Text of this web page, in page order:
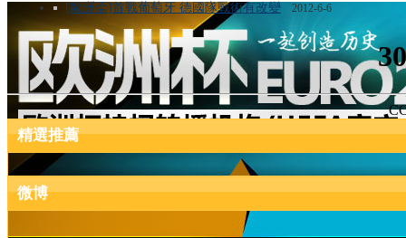
[歐洲盃]首戰葡萄牙 德國隊戰術有改變 2012-6-6
精選推薦
微博